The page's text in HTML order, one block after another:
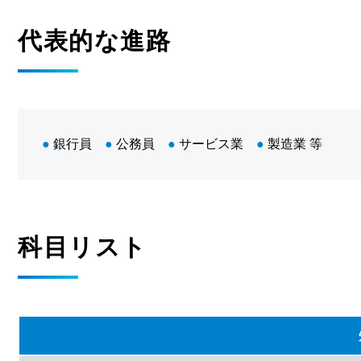
代表的な進路
● 銀行員 ● 公務員 ● サービス業 ● 製造業 等
科目リスト